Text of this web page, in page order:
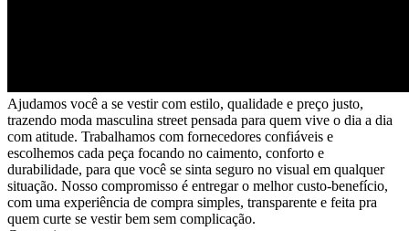
Ajudamos você a se vestir com estilo, qualidade e preço justo,
trazendo moda masculina street pensada para quem vive o dia a dia
com atitude. Trabalhamos com fornecedores confiáveis e
escolhemos cada peça focando no caimento, conforto e
durabilidade, para que você se sinta seguro no visual em qualquer
situação. Nosso compromisso é entregar o melhor custo-benefício,
com uma experiência de compra simples, transparente e feita pra
quem curte se vestir bem sem complicação.